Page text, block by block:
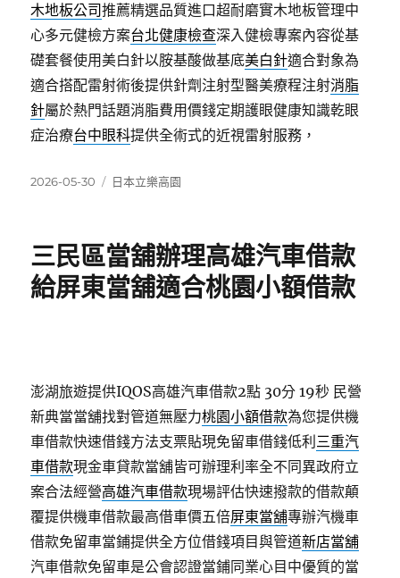
木地板公司推薦精選品質進口超耐磨實木地板管理中
心多元健檢方案台北健康檢查深入健檢專案內容從基
礎套餐使用美白針以胺基酸做基底美白針適合對象為
適合搭配雷射術後提供針劑注射型醫美療程注射消脂
針屬於熱門話題消脂費用價錢定期護眼健康知識乾眼
症治療台中眼科提供全術式的近視雷射服務，
發
2026-05-30
分
日本立樂高園
三民區當舖辦理高雄汽車借款
給屏東當舖適合桃園小額借款
澎湖旅遊提供IQOS高雄汽車借款2點 30分 19秒 民營
新典當當舖找對管道無壓力桃園小額借款為您提供機
車借款快速借錢方法支票貼現免留車借錢低利 三重汽
車借款現金車貸款當舖皆可辦理利率全不同異政府立
案合法經營高雄汽車借款現場評估快速撥款的借款顛
覆提供機車借款最高借車價五倍屏東當舖專辦汽機車
借款免留車當鋪提供全方位借錢項目與管道新店當舖
汽車借款免留車是公會認證當鋪同業心目中優質的當